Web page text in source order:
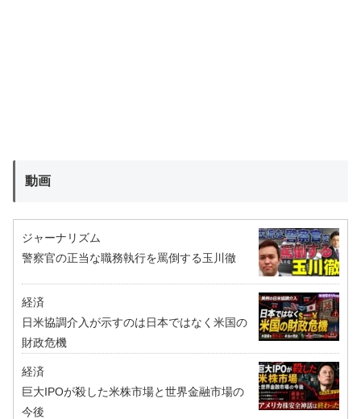
動画
ジャーナリズム
警察官の正当な職務執行を罵倒する玉川徹
経済
日米協調介入が示すのは日本ではなく米国の
財政危機
経済
巨大IPOが殺した米株市場と世界金融市場の
今後